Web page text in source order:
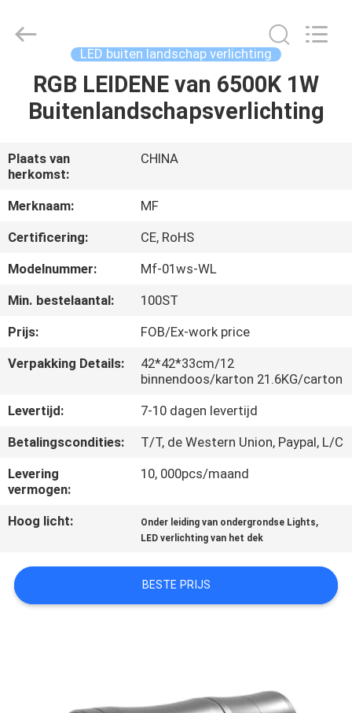
HUIS
VIDEO'S
OVER
ONS
FABRIEKSREIS
KWALITEITSCONTROLE
CONTACTEER
ONS
VERZOEK
OM EEN
SITEMAP
Co.,Ltd..
LED buiten landschap verlichting
RGB LEIDENE van 6500K 1W
Buitenlandschapsverlichting
Plaats van
herkomst:
CHINA
Merknaam:
MF
Certificering:
CE, RoHS
Modelnummer:
Mf-01ws-WL
Min. bestelaantal:
100ST
Prijs:
FOB/Ex-work price
Verpakking Details:
42*42*33cm/12
binnendoos/karton 21.6KG/carton
Levertijd:
7-10 dagen levertijd
Betalingscondities:
T/T, de Western Union, Paypal, L/C
Levering
vermogen:
10, 000pcs/maand
Hoog licht: Onder leiding van ondergrondse Lights,
LED verlichting van het dek
BESTE PRIJS